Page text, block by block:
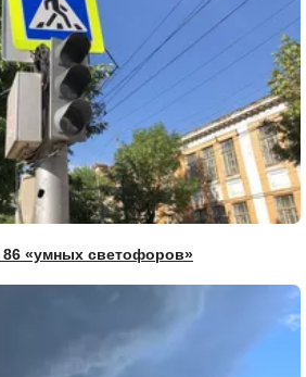
86 «умных светофоров»